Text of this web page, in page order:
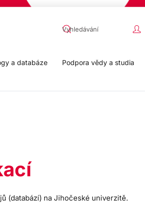
a databáze Podpora vědy a studia
(databází) na Jihočeské univerzitě.